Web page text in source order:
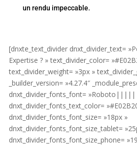
un rendu impeccable.
[dnxte_text_divider dnxt_divider_text=
Expertise ? » text_divider_color=
text_divider_weight= »3px »
_builder_version= »4.27.4″
dnxt_divider_fonts_font=
dnxt_divider_fonts_text_color=
dnxt_divider_fonts_font_size= »18px »
dnxt_divider_fonts_font_size_tablet=
dnxt_divider_fonts_font_size_phone=